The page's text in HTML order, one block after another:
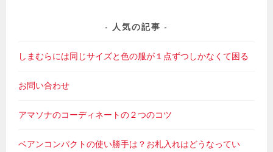
人気の記事
しまむらには同じサイズと色の服が１点ずつしかなくて困る
お問い合わせ
アマソナのコーディネートの２つのコツ
ベアンコンパクトの使い勝手は？お札入れはどうなってい